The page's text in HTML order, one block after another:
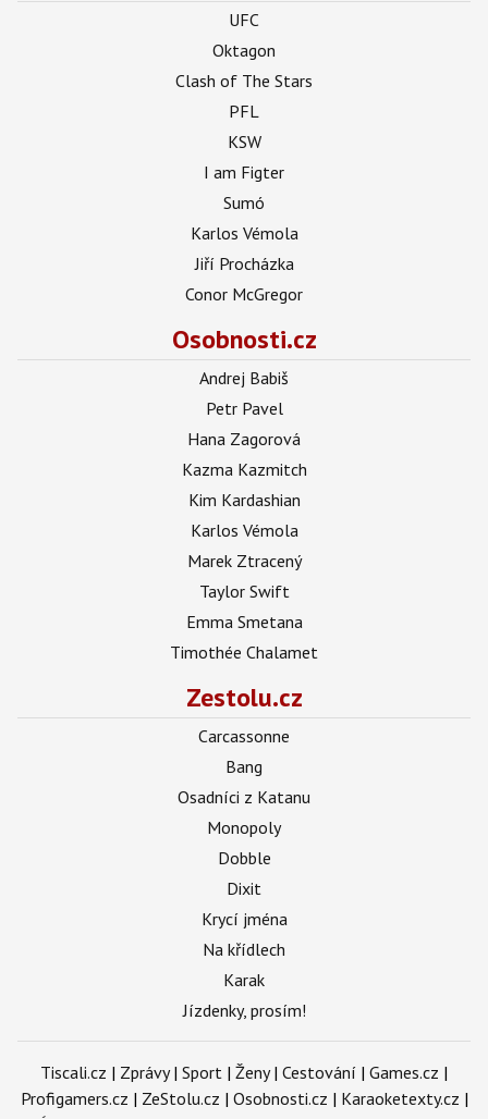
UFC
Oktagon
Clash of The Stars
PFL
KSW
I am Figter
Sumó
Karlos Vémola
Jiří Procházka
Conor McGregor
Osobnosti.cz
Andrej Babiš
Petr Pavel
Hana Zagorová
Kazma Kazmitch
Kim Kardashian
Karlos Vémola
Marek Ztracený
Taylor Swift
Emma Smetana
Timothée Chalamet
Zestolu.cz
Carcassonne
Bang
Osadníci z Katanu
Monopoly
Dobble
Dixit
Krycí jména
Na křídlech
Karak
Jízdenky, prosím!
Tiscali.cz | Zprávy| Sport | Ženy| Cestování | Games.cz |
Profigamers.cz | ZeStolu.cz | Osobnosti.cz | Karaoketexty.cz |